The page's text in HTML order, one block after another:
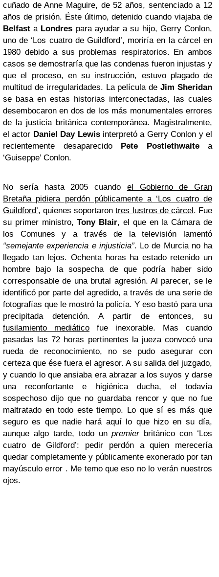
cuñado de Anne Maguire, de 52 años, sentenciado a 12
años de prisión. Éste último, detenido cuando viajaba de
Belfast a Londres para ayudar a su hijo, Gerry Conlon,
uno de ‘Los cuatro de Guildford’, moriría en la cárcel en
1980 debido a sus problemas respiratorios. En ambos
casos se demostraría que las condenas fueron injustas y
que el proceso, en su instrucción, estuvo plagado de
multitud de irregularidades. La película deJim Sheridan
se basa en estas historias interconectadas, las cuales
desembocaron en dos de los más monumentales errores
de la justicia británica contemporánea. Magistralmente,
el actor Daniel Day Lewisinterpretó a Gerry Conlon y el
recientemente desaparecido Pete Postlethwaitea
‘Guiseppe’ Conlon.
No sería hasta 2005 cuando el Gobierno de Gran
Bretaña pidiera perdón públicamente a ‘Los cuatro de
Guildford’, quienes soportarontres lustros de cárcel. Fue
su primer ministro,Tony Blair, el que en la Cámara de
los Comunes y a través de la televisión lamentó
“semejante experiencia e injusticia”. Lo de Murcia no ha
llegado tan lejos. Ochenta horas ha estado retenido un
hombre bajo la sospecha de que podría haber sido
corresponsable de una brutal agresión. Al parecer, se le
identificó por parte del agredido, a través de una serie de
fotografías que le mostró la policía. Y eso bastó para una
precipitada detención. A partir de entonces, su
fusilamiento mediático fue inexorable. Mas cuando
pasadas las 72 horas pertinentes la jueza convocó una
rueda de reconocimiento, no se pudo asegurar con
certeza que ése fuera el agresor. A su salida del juzgado,
y cuando lo que ansiaba era abrazar a los suyos y darse
una reconfortante e higiénica ducha, el todavía
sospechoso dijo que no guardaba rencor y que no fue
maltratado en todo este tiempo. Lo que sí es más que
seguro es que nadie hará aquí lo que hizo en su día,
aunque algo tarde, todo unpremierbritánico con ‘Los
cuatro de Gildford’: pedir perdón a quien merecería
quedar completamente y públicamente exonerado por tan
mayúsculo error . Me temo que eso no lo verán nuestros
ojos.